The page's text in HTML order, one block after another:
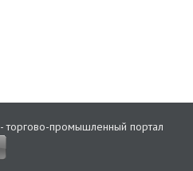
- торгово-промышленный портал